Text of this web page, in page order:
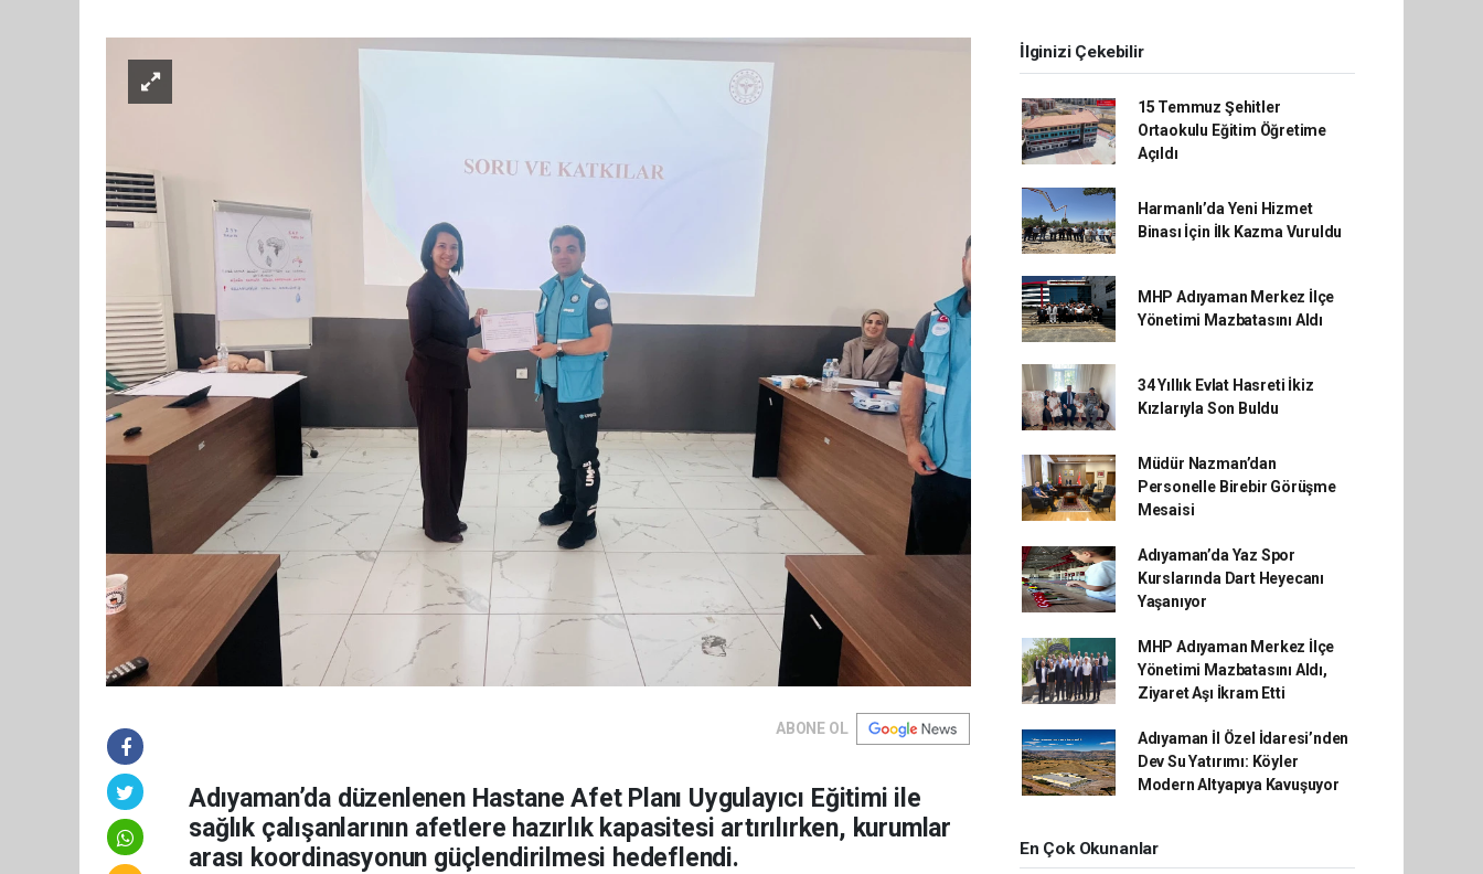
ABONE OL
Adıyaman’da düzenlenen Hastane Afet Planı Uygulayıcı Eğitimi ile
sağlık çalışanlarının afetlere hazırlık kapasitesi artırılırken, kurumlar
arası koordinasyonun güçlendirilmesi hedeflendi.
İlginizi Çekebilir
15 Temmuz Şehitler
Ortaokulu Eğitim Öğretime
Açıldı
Harmanlı’da Yeni Hizmet
Binası İçin İlk Kazma Vuruldu
MHP Adıyaman Merkez İlçe
Yönetimi Mazbatasını Aldı
34 Yıllık Evlat Hasreti İkiz
Kızlarıyla Son Buldu
Müdür Nazman’dan
Personelle Birebir Görüşme
Mesaisi
Adıyaman’da Yaz Spor
Kurslarında Dart Heyecanı
Yaşanıyor
MHP Adıyaman Merkez İlçe
Yönetimi Mazbatasını Aldı,
Ziyaret Aşı İkram Etti
Adıyaman İl Özel İdaresi’nden
Dev Su Yatırımı: Köyler
Modern Altyapıya Kavuşuyor
En Çok Okunanlar